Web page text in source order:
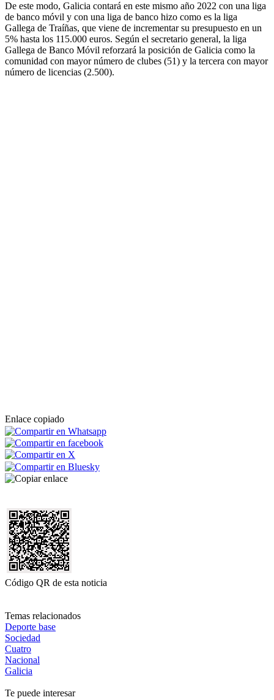
De este modo, Galicia contará en este mismo año 2022 con una liga
de banco móvil y con una liga de banco hizo como es la liga
Gallega de Traíñas, que viene de incrementar su presupuesto en un
5% hasta los 115.000 euros. Según el secretario general, la liga
Gallega de Banco Móvil reforzará la posición de Galicia como la
comunidad con mayor número de clubes (51) y la tercera con mayor
número de licencias (2.500).
Enlace copiado
Código QR de esta noticia
Temas relacionados
Deporte base
Sociedad
Cuatro
Nacional
Galicia
Te puede interesar